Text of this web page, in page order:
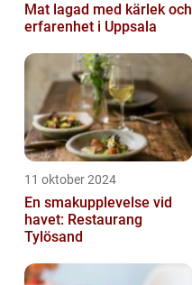
Mat lagad med kärlek och
erfarenhet i Uppsala
11 oktober 2024
En smakupplevelse vid
havet: Restaurang
Tylösand